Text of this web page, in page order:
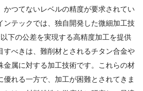
かつてないレベルの精度が要求されてい
ンテックでは、独自開発した微細加工技
下の公差を実現する高精度加工を提供
すべきは、難削材とされるチタン合金や
金属に対する加工技術です。これらの材
優れる一方で、加工が困難とされてきま